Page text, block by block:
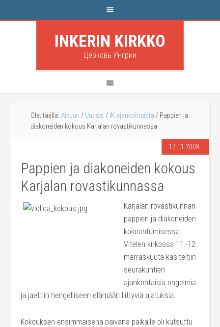
INKERIN KIRKKO
Церковь Ингрии
Olet täällä: Alkuun / Uutiset / IK ajankohtaista / Pappien ja
diakoneiden kokous Karjalan rovastikunnassa
17.11.2008
Pappien ja diakoneiden kokous
Karjalan rovastikunnassa
Karjalan rovastikunnan
pappien ja diakoneiden
kokoontumisessa
Vitelen kirkossa 11.-12.
marraskuuta käsiteltiin
seurakuntien
ajankohtaisia ongelmia
ja jaettiin hengelliseen elämään liittyviä ajatuksia.
Kokouksen ensimmäisenä päivänä paikalle oli kutsuttu